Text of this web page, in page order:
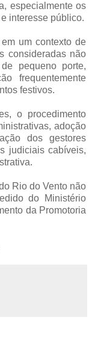
especialmente os
interesse público.
um contexto de
consideradas não
pequeno porte,
frequentemente
festivos.
o procedimento
adoção
dos gestores
judiciais cabíveis,
Rio do Vento não
do Ministério
da Promotoria